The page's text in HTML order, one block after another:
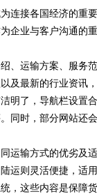
连接各国经济的重
企业与客户沟通的
、运输方案、服务
及最新的行业资讯
明了，导航栏设置
同时，部分网站还
运输方式的优劣及
运则灵活便捷，适
，这些内容是保障
？